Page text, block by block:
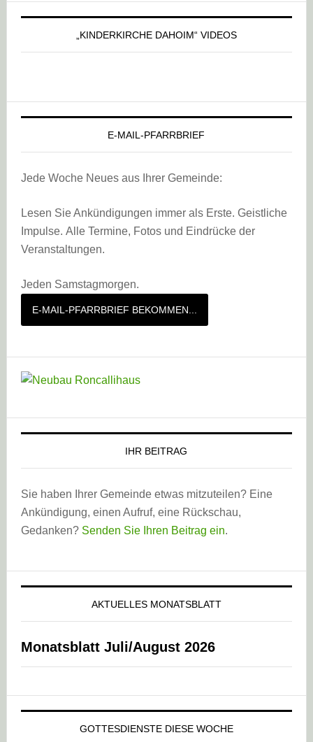
„KINDERKIRCHE DAHOIM“ VIDEOS
E-MAIL-PFARRBRIEF
Jede Woche Neues aus Ihrer Gemeinde:
Lesen Sie Ankündigungen immer als Erste. Geistliche
Impulse. Alle Termine, Fotos und Eindrücke der
Veranstaltungen.
Jeden Samstagmorgen.
E-MAIL-PFARRBRIEF BEKOMMEN...
IHR BEITRAG
Sie haben Ihrer Gemeinde etwas mitzuteilen? Eine
Ankündigung, einen Aufruf, eine Rückschau,
Gedanken? Senden Sie Ihren Beitrag ein.
AKTUELLES MONATSBLATT
Monatsblatt Juli/August 2026
GOTTESDIENSTE DIESE WOCHE